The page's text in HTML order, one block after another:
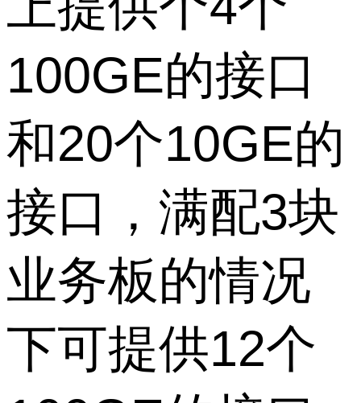
100GE的接口
和20个10GE的
接口，满配3块
业务板的情况
下可提供12个